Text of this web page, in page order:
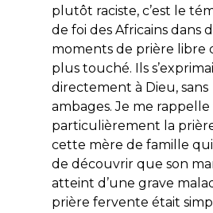
plutôt raciste, c’est le
de foi des Africains dans
moments de prière libre
plus touché. Ils
directement à Dieu, sans
ambages. Je me
particulièrement la
cette mère de famille
de découvrir que son
atteint d’une grave
prière fervente était